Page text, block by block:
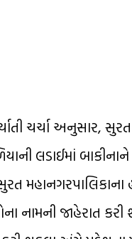
ચર્ચા અનુસાર,
લડાઈમાં
મહાનગરપાલિકાના
નામની જાહેરાત